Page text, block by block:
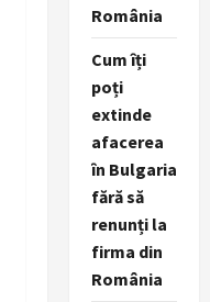
România
Cum îți
poți
extinde
afacerea
în Bulgaria
fără să
renunți la
firma din
România